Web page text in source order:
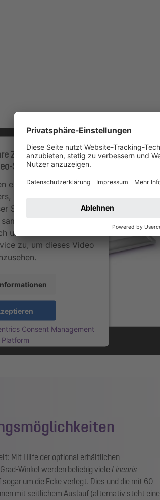
Zustimmung, um den
Service zu laden!
einen Service eines
um Videoinhalte
Service kann Daten zu
Bitte lesen Sie
und stimmen Sie der
zu, um dieses Video
Consent Management
Platform
Mit Hilfe der optional erhältlichen
Winkel werden beliebig viele Linearis
um die Ecke verlegt. Dies und die mit 60
mit seitlichem Auslauf (alternativ steht eine